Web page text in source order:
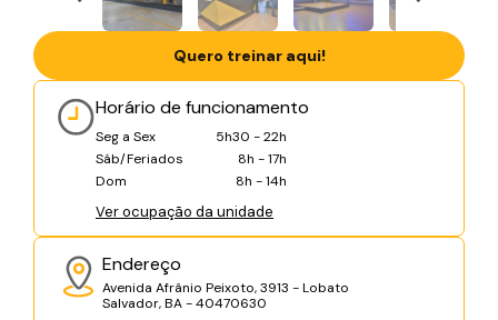
Horário de funcionamento
Seg a Sex
5h30 - 22h
Sáb/Feriados
8h - 17h
Dom
8h - 14h
Ver ocupação da unidade
Endereço
Avenida Afrânio Peixoto, 3913 - Lobato
Salvador, BA - 40470630
Quero treinar aqui!